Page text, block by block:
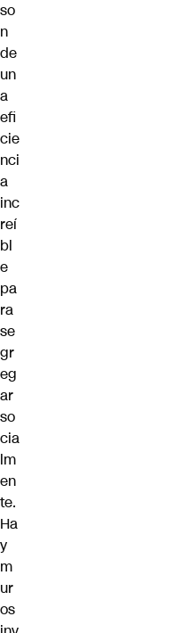
so
n
de
un
a
efi
cie
nci
a
inc
reí
bl
e
pa
ra
se
gr
eg
ar
so
cia
lm
en
te.
Ha
y
m
ur
os